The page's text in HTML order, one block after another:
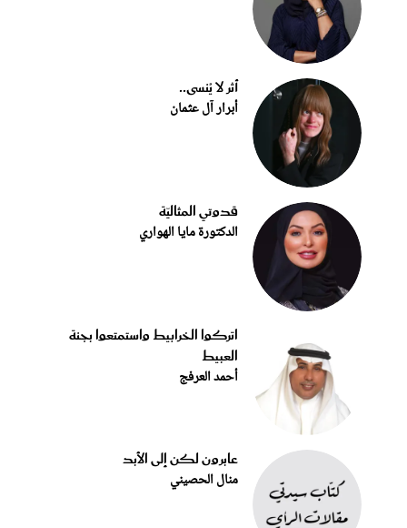
أثر لا يُنسى..
أبرار آل عثمان
قدوتي المثاليّة
الدكتورة مايا الهواري
اتركوا الخرابيط واستمتعوا بجنة
العبيط
أحمد العرفج
عابرون لكن إلى الأبد
منال الحصيني